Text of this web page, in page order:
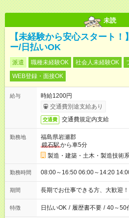
未読
【未経験から安心スタート
ー/日払いOK
派遣 職種未経験OK 社会人未経験OK
WEB登録・面接OK
給与
時給1200円
交通費別途支給あり
交通費 交通費規定内支給
勤務地
福島県岩瀬郡
鏡石駅から車5分
製造・建築・土木・製造技術
勤務時間 08:00～16:50 06:00～14:20
期間 長期でお仕事できる方、大歓迎！
特徴 日払いOK / 履歴書不要 / 40～50